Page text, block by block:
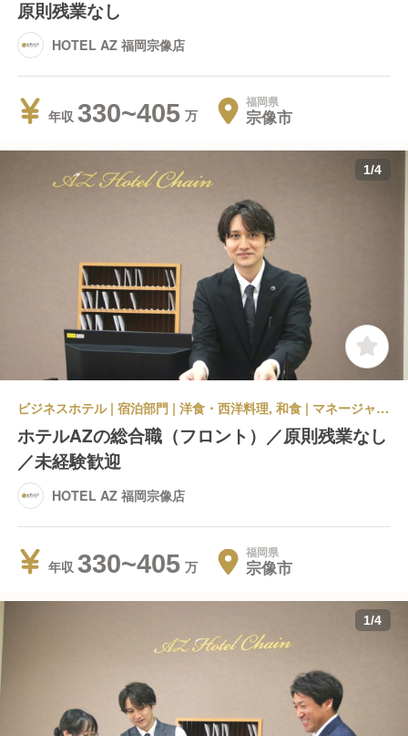
原則残業なし
HOTEL AZ 福岡宗像店
年収 330~405 福岡県
宗像市
1/4
ビジネスホテル | 宿泊部門 | 洋食・西洋料理, 和食 | マネージャー・支配人・副支配人・女将 | HOTEL AZ 福岡宗像店
ホテルAZの総合職（フロント）／原則残業なし
／未経験歓迎
HOTEL AZ 福岡宗像店
年収 330~405 福岡県
宗像市
1/4